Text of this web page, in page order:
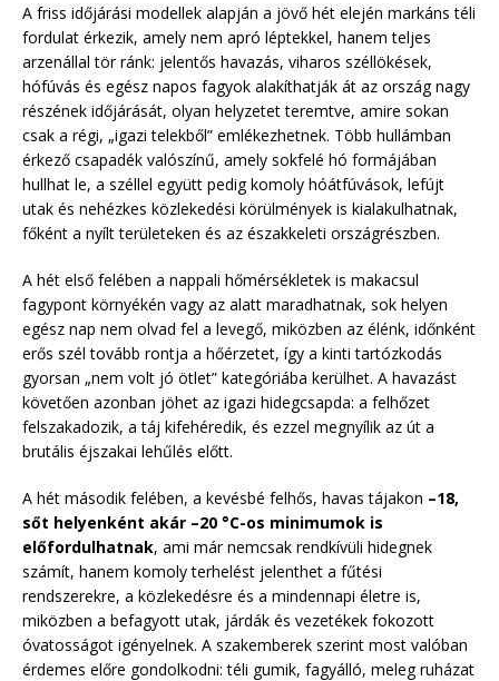
A friss időjárási modellek alapján a jövő hét elején markáns téli
fordulat érkezik, amely nem apró léptekkel, hanem teljes
arzenállal tör ránk: jelentős havazás, viharos széllökések,
hófúvás és egész napos fagyok alakíthatják át az ország nagy
részének időjárását, olyan helyzetet teremtve, amire sokan
csak a régi, „igazi telekből” emlékezhetnek. Több hullámban
érkező csapadék valószínű, amely sokfelé hó formájában
hullhat le, a széllel együtt pedig komoly hóátfúvások, lefújt
utak és nehézkes közlekedési körülmények is kialakulhatnak,
főként a nyílt területeken és az északkeleti országrészben.
A hét első felében a nappali hőmérsékletek is makacsul
fagypont környékén vagy az alatt maradhatnak, sok helyen
egész nap nem olvad fel a levegő, miközben az élénk, időnként
erős szél tovább rontja a hőérzetet, így a kinti tartózkodás
gyorsan „nem volt jó ötlet” kategóriába kerülhet. A havazást
követően azonban jöhet az igazi hidegcsapda: a felhőzet
felszakadozik, a táj kifehéredik, és ezzel megnyílik az út a
brutális éjszakai lehűlés előtt.
A hét második felében, a kevésbé felhős, havas tájakon –18,
sőt helyenként akár –20 °C-os minimumok is
előfordulhatnak, ami már nemcsak rendkívüli hidegnek
számít, hanem komoly terhelést jelenthet a fűtési
rendszerekre, a közlekedésre és a mindennapi életre is,
miközben a befagyott utak, járdák és vezetékek fokozott
óvatosságot igényelnek. A szakemberek szerint most valóban
érdemes előre gondolkodni: téli gumik, fagyálló, meleg ruházat